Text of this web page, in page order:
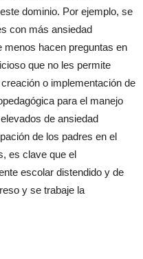
dominio. Por ejemplo, se
con más ansiedad
menos hacen preguntas en
que no les permite
o implementación de
para el manejo
de ansiedad
de los padres en el
es clave que el
escolar distendido y de
y se trabaje la